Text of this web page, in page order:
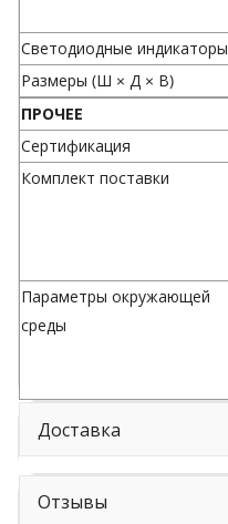
Светодиодные индикаторы
Размеры (Ш × Д × В)
ПРОЧЕЕ
Сертификация
Комплект поставки
Параметры окружающей
среды
Доставка
Отзывы